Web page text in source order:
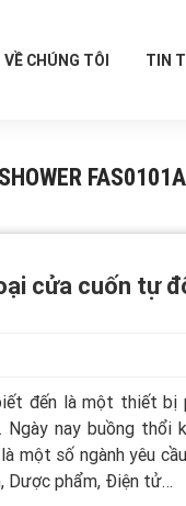
VỀ CHÚNG TÔI TIN
cửa cuốn tự
đến là một thiết bị
Ngày nay buồng
một số ngành yêu
Dược phẩm, Điện tử…